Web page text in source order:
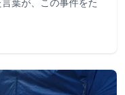
葉が、この事件をた